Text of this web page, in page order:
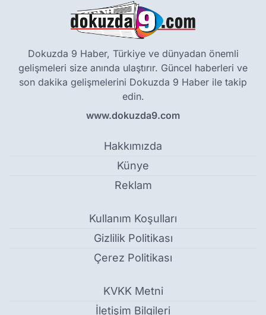
Dokuzda 9 Haber, Türkiye ve dünyadan önemli
gelişmeleri size anında ulaştırır. Güncel haberleri ve
son dakika gelişmelerini Dokuzda 9 Haber ile takip
edin.
www.dokuzda9.com
Hakkımızda
Künye
Reklam
Kullanım Koşulları
Gizlilik Politikası
Çerez Politikası
KVKK Metni
İletişim Bilgileri